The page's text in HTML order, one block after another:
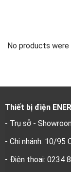
No products
Thiết bị điện
- Trụ sở -
- Chi nhánh: 10/95
- Điện thoại: 0234